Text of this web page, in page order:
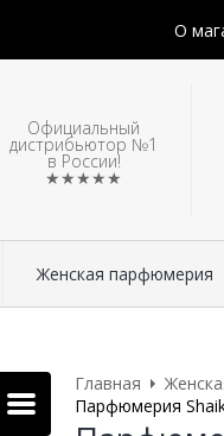
О
Официальный
дистрибьютор №1
в России!
★★★★★
Женская парфюмерия
Главная
Парфюмерия